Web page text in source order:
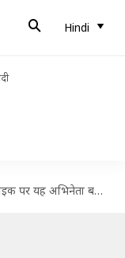
Hindi
बनाने जा रहा फिल्म, मूवी का टाइटल फाइनल